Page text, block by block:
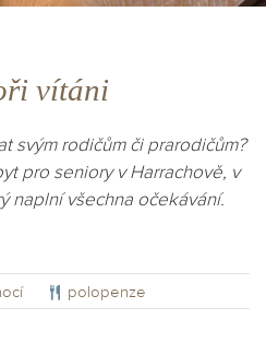
vítáni
svým rodičům či prarodičům?
pro seniory v Harrachově, v
naplní všechna očekávání.
polopenze